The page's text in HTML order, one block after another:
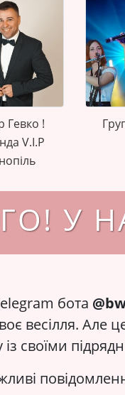
Гевко !
V.I.P
У
бота
весілля. Але
своїми